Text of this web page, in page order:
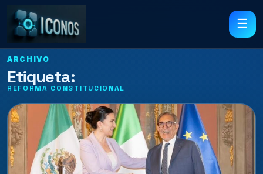
☰
ARCHIVO
Etiqueta:
REFORMA CONSTITUCIONAL